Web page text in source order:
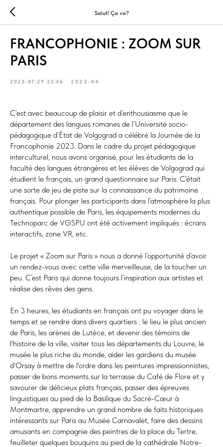
Salut! Ça va?
FRANCOPHONIE : ZOOM SUR
PARIS
2023-07-29 23:36 2023-04
C’est avec beaucoup de plaisir et d’enthousiasme que le
département des langues romanes de l’Université socio-
pédagogique d’État de Volgograd a célébré la Journée de la
Francophonie 2023. Dans le cadre du projet pédagogique
interculturel, nous avons organisé, pour les étudiants de la
faculté des langues étrangères et les élèves de Volgograd qui
étudient le français, un grand questionnaire sur Paris. C'était
une sorte de jeu de piste sur la connaissance du patrimoine
français. Pour plonger les participants dans l’atmosphère la plus
authentique possible de Paris, les équipements modernes du
Technoparc de VGSPU ont été activement impliqués : écrans
interactifs, zone VR, etc.
Le projet « Zoom sur Paris » nous a donné l’opportunité d’avoir
un rendez-vous avec cette ville merveilleuse, de la toucher un
peu. C’est Paris qui donne toujours l’inspiration aux artistes et
réalise des rêves des gens.
En 3 heures, les étudiants en français ont pu voyager dans le
temps et se rendre dans divers quartiers : le lieu le plus ancien
de Paris, les arènes de Lutèce, et devenir des témoins de
l'histoire de la ville, visiter tous les départements du Louvre, le
musée le plus riche du monde, aider les gardiens du musée
d'Orsay à mettre de l'ordre dans les peintures impressionnistes,
passer de bons moments sur la terrasse du Café de Flore et y
savourer de délicieux plats français, passer des épreuves
linguistiques au pied de la Basilique du Sacré-Cœur à
Montmartre, apprendre un grand nombre de faits historiques
intéressants sur Paris au Musée Carnavalet, faire des dessins
amusants en compagnie des peintres de la place du Tertre,
feuilleter quelques bouquins au pied de la cathédrale Notre-